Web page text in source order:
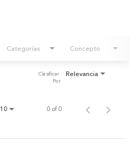
Categorías Concepto
Relevancia
Clasificar
Por
10 0 of 0